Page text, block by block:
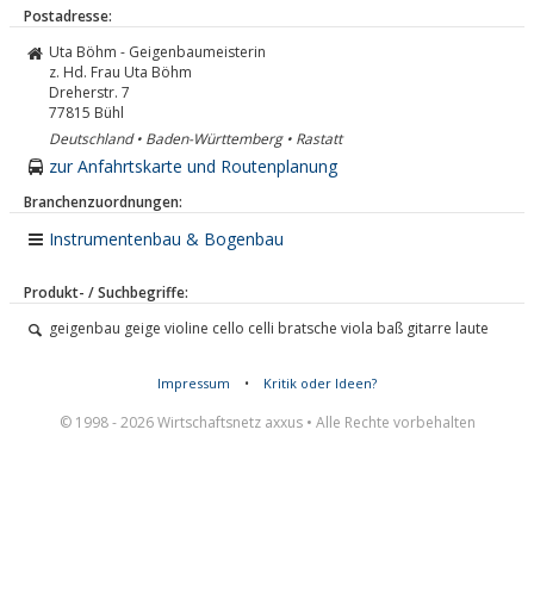
Postadresse:
Uta Böhm - Geigenbaumeisterin
z. Hd. Frau Uta Böhm
Dreherstr. 7
77815 Bühl
Deutschland • Baden-Württemberg • Rastatt
zur Anfahrtskarte und Routenplanung
Branchenzuordnungen:
Instrumentenbau & Bogenbau
Produkt- / Suchbegriffe:
geigenbau geige violine cello celli bratsche viola baß gitarre laute
Impressum • Kritik oder Ideen?
© 1998 - 2026 Wirtschaftsnetz axxus • Alle Rechte vorbehalten